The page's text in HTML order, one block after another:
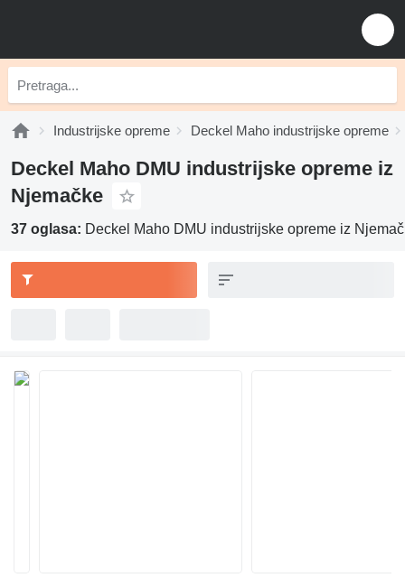
Industrijske opreme Deckel Maho industrijske opreme
Deckel Maho DMU industrijske opreme iz
Njemačke
37 oglasa: Deckel Maho DMU industrijske opreme iz